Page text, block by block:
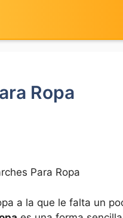
Ropa
Para Ropa
a la ‌que le falta un